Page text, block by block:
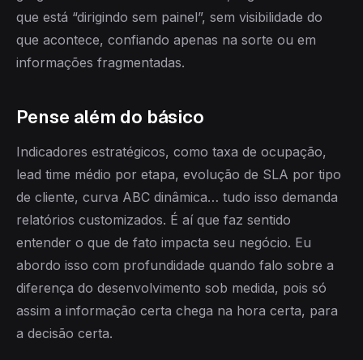
que está “dirigindo sem painel”, sem visibilidade do
que acontece, confiando apenas na sorte ou em
informações fragmentadas.
Pense além do básico
Indicadores estratégicos, como taxa de ocupação,
lead time médio por etapa, evolução de SLA por tipo
de cliente, curva ABC dinâmica… tudo isso demanda
relatórios customizados. É aí que faz sentido
entender o que de fato impacta seu negócio. Eu
abordo isso com profundidade quando falo sobre a
diferença do desenvolvimento sob medida, pois só
assim a informação certa chega na hora certa, para
a decisão certa.